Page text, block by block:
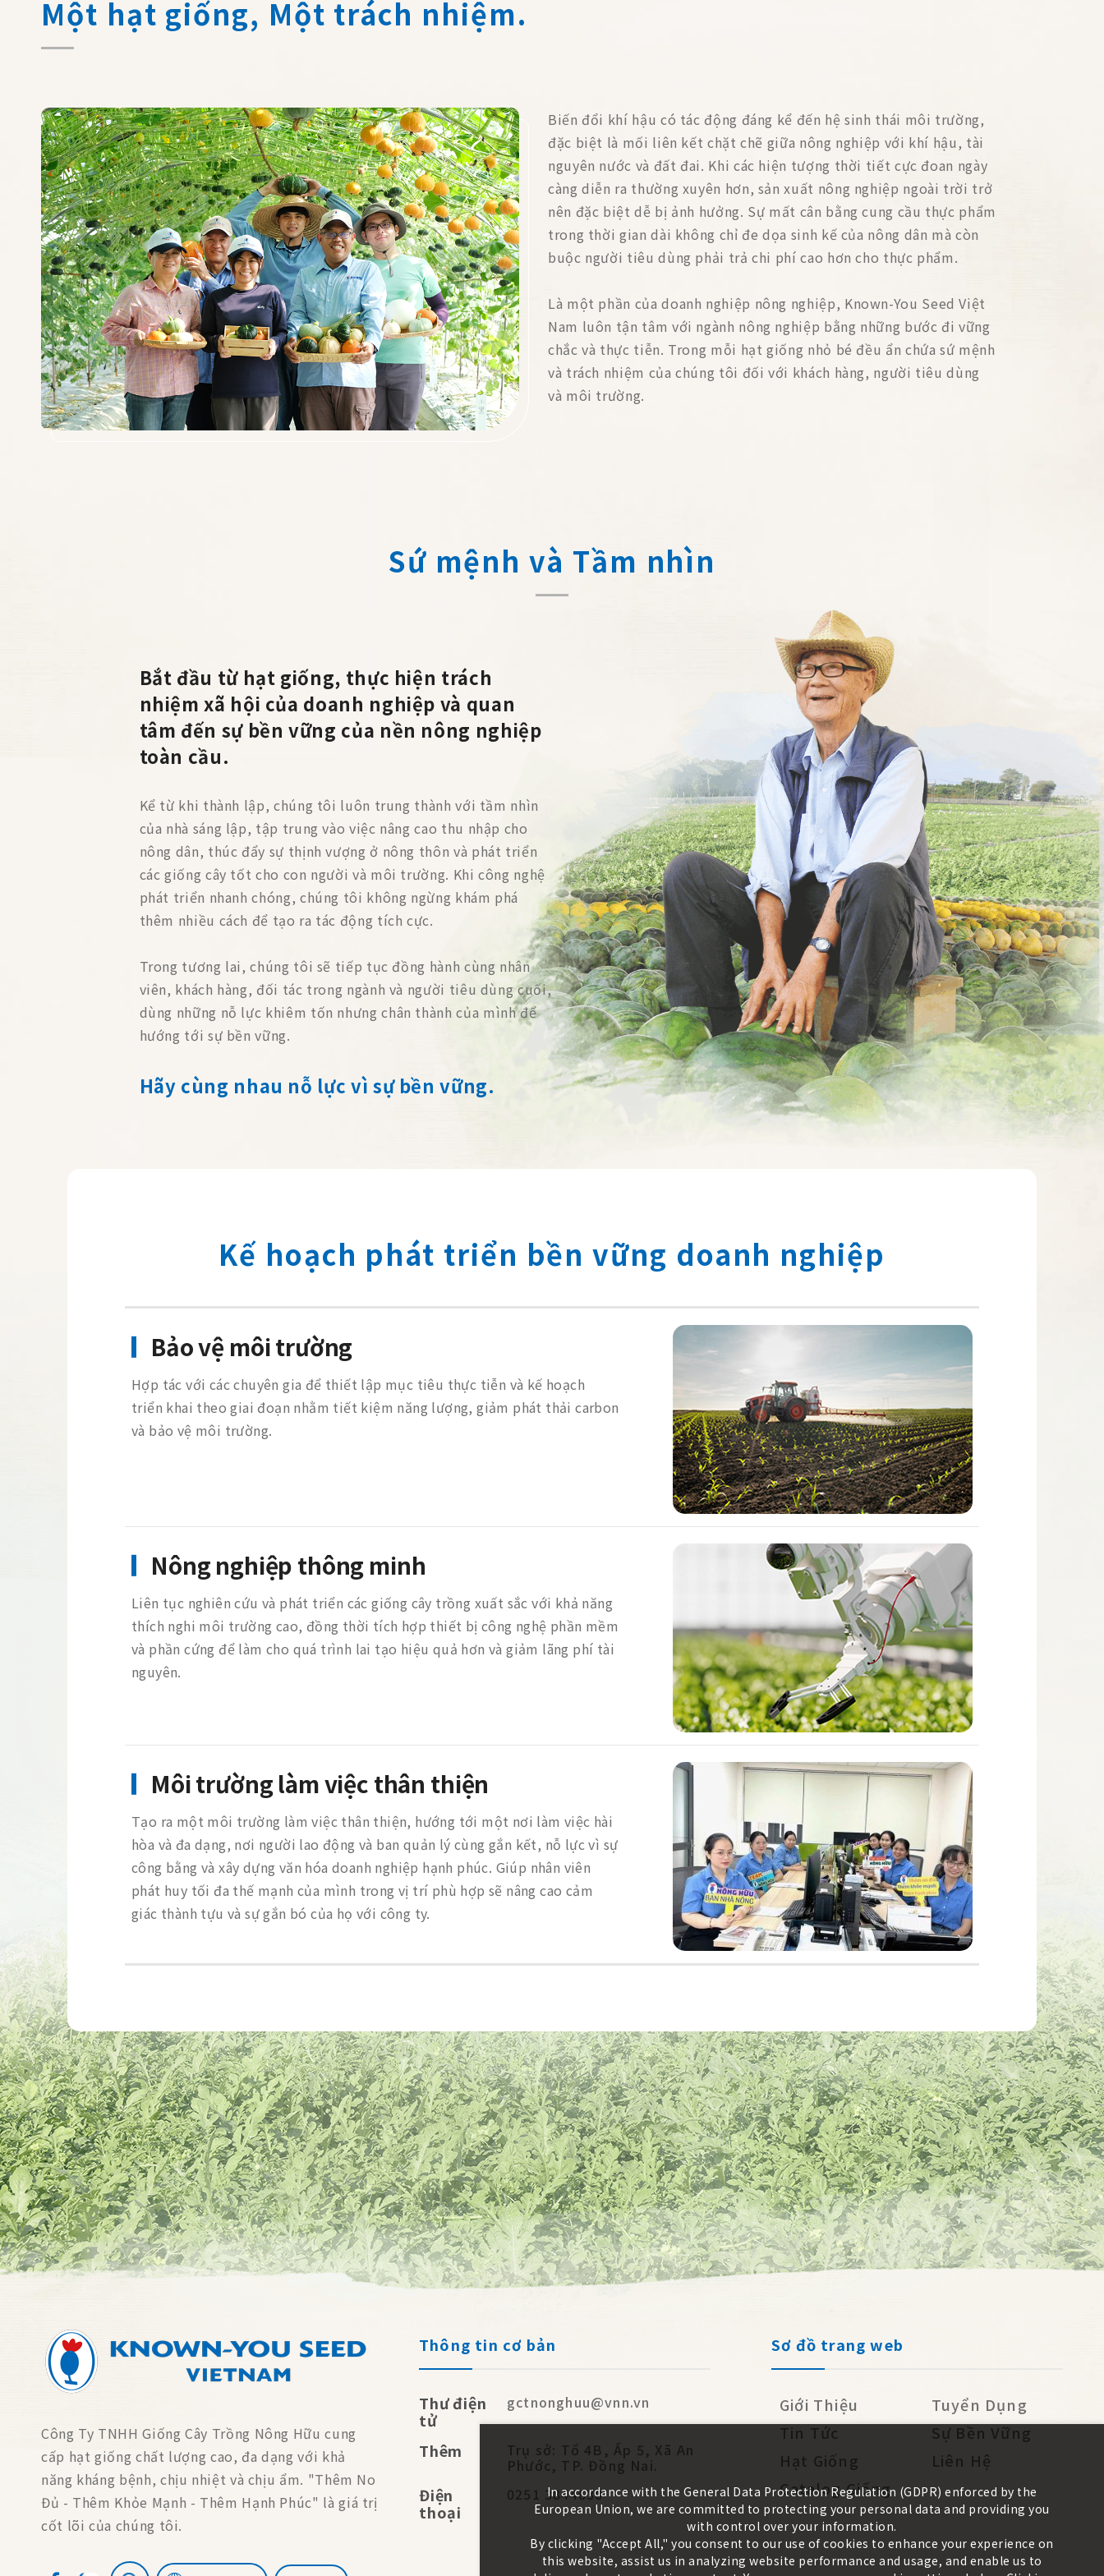
Một hạt giống, Một trách nhiệm.
Biến đổi khí hậu có tác động đáng kể đến hệ sinh thái môi trường,
đặc biệt là mối liên kết chặt chẽ giữa nông nghiệp với khí hậu, tài
nguyên nước và đất đai. Khi các hiện tượng thời tiết cực đoan ngày
càng diễn ra thường xuyên hơn, sản xuất nông nghiệp ngoài trời trở
nên đặc biệt dễ bị ảnh hưởng. Sự mất cân bằng cung cầu thực phẩm
trong thời gian dài không chỉ đe dọa sinh kế của nông dân mà còn
buộc người tiêu dùng phải trả chi phí cao hơn cho thực phẩm.
Là một phần của doanh nghiệp nông nghiệp, Known-You Seed Việt
Nam luôn tận tâm với ngành nông nghiệp bằng những bước đi vững
chắc và thực tiễn. Trong mỗi hạt giống nhỏ bé đều ẩn chứa sứ mệnh
và trách nhiệm của chúng tôi đối với khách hàng, người tiêu dùng
và môi trường.
Sứ mệnh và Tầm nhìn
Bắt đầu từ hạt giống, thực hiện trách
nhiệm xã hội của doanh nghiệp và quan
tâm đến sự bền vững của nền nông nghiệp
toàn cầu.
Kể từ khi thành lập, chúng tôi luôn trung thành với tầm nhìn
của nhà sáng lập, tập trung vào việc nâng cao thu nhập cho
nông dân, thúc đẩy sự thịnh vượng ở nông thôn và phát triển
các giống cây tốt cho con người và môi trường. Khi công nghệ
phát triển nhanh chóng, chúng tôi không ngừng khám phá
thêm nhiều cách để tạo ra tác động tích cực.
Trong tương lai, chúng tôi sẽ tiếp tục đồng hành cùng nhân
viên, khách hàng, đối tác trong ngành và người tiêu dùng cuối,
dùng những nỗ lực khiêm tốn nhưng chân thành của mình để
hướng tới sự bền vững.
Hãy cùng nhau nỗ lực vì sự bền vững.
Kế hoạch phát triển bền vững doanh nghiệp
Bảo vệ môi trường
Hợp tác với các chuyên gia để thiết lập mục tiêu thực tiễn và kế hoạch
triển khai theo giai đoạn nhằm tiết kiệm năng lượng, giảm phát thải carbon
và bảo vệ môi trường.
Nông nghiệp thông minh
Liên tục nghiên cứu và phát triển các giống cây trồng xuất sắc với khả năng
thích nghi môi trường cao, đồng thời tích hợp thiết bị công nghệ phần mềm
và phần cứng để làm cho quá trình lai tạo hiệu quả hơn và giảm lãng phí tài
nguyên.
Môi trường làm việc thân thiện
Tạo ra một môi trường làm việc thân thiện, hướng tới một nơi làm việc hài
hòa và đa dạng, nơi người lao động và ban quản lý cùng gắn kết, nỗ lực vì sự
công bằng và xây dựng văn hóa doanh nghiệp hạnh phúc. Giúp nhân viên
phát huy tối đa thế mạnh của mình trong vị trí phù hợp sẽ nâng cao cảm
giác thành tựu và sự gắn bó của họ với công ty.
Công Ty TNHH Giống Cây Trồng Nông Hữu cung
cấp hạt giống chất lượng cao, đa dạng với khả
năng kháng bệnh, chịu nhiệt và chịu ẩm. "Thêm No
Đủ - Thêm Khỏe Mạnh - Thêm Hạnh Phúc" là giá trị
cốt lõi của chúng tôi.
Thông tin cơ bản
Thư điện
tử
gctnonghuu@vnn.vn
Thêm Trụ sở: Tổ 4B, Ấp 5, Xã An
Phước, TP. Đồng Nai.
Điện
thoại
0251 3844630
Sơ đồ trang web
Giới Thiệu
Tin Tức
Hạt Giống
Catalog Giống
Tuyển Dụng
Sự Bền Vững
Liên Hệ
In accordance with the General Data Protection Regulation (GDPR) enforced by the
European Union, we are committed to protecting your personal data and providing you
with control over your information.
By clicking "Accept All," you consent to our use of cookies to enhance your experience on
this website, assist us in analyzing website performance and usage, and enable us to